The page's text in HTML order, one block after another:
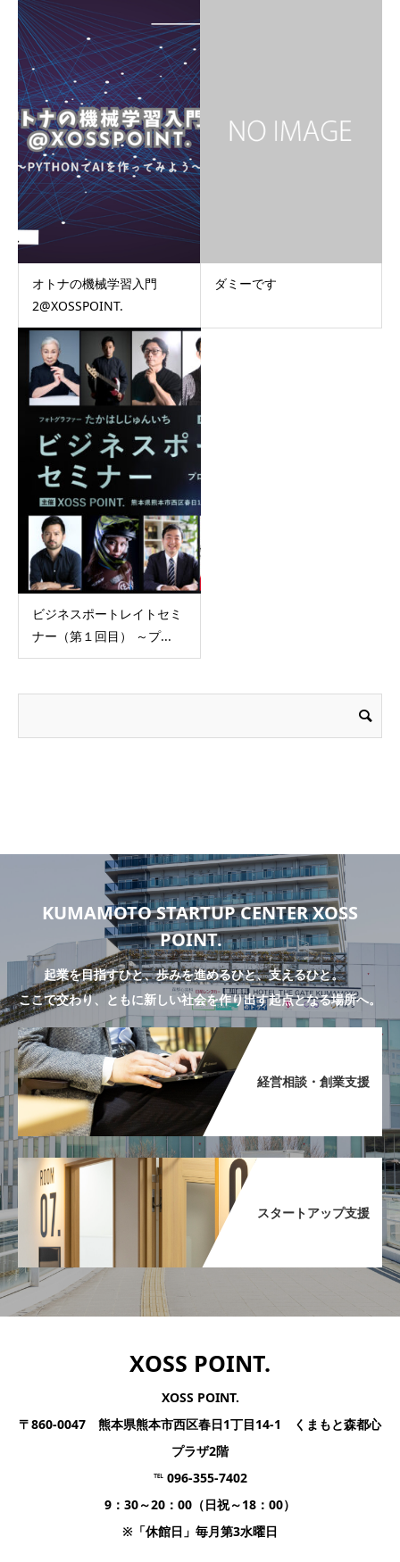
オトナの機械学習入門
2@XOSSPOINT.
ダミーです
ビジネスポートレイトセミ
ナー（第１回目） ～プ...
KUMAMOTO STARTUP CENTER XOSS
POINT.
起業を目指すひと、歩みを進めるひと、支えるひと。
ここで交わり、ともに新しい社会を作り出す起点となる場所へ。
経営相談・創業支援​
スタートアップ支援​
XOSS POINT.
XOSS POINT.
〒860-0047 熊本県熊本市西区春日1丁目14-1 くまもと森都心
プラザ2階
℡ 096-355-7402
9：30～20：00（日祝～18：00）
※「休館日」毎月第3水曜日